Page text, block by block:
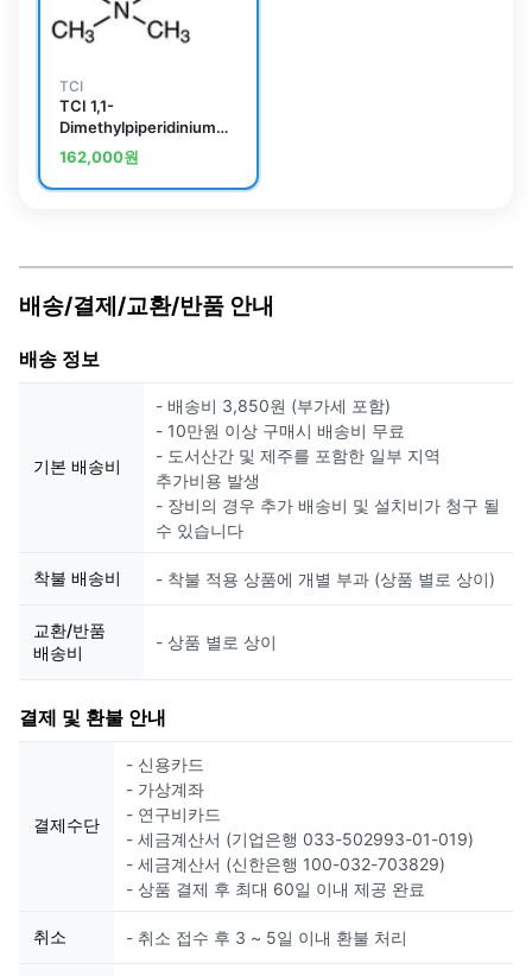
TCI
TCI 1,1-
Dimethylpiperidinium
Chloride
162,000원
배송/결제/교환/반품 안내
배송 정보
기본 배송비
- 배송비 3,850원 (부가세 포함)
- 10만원 이상 구매시 배송비 무료
- 도서산간 및 제주를 포함한 일부 지역
추가비용 발생
- 장비의 경우 추가 배송비 및 설치비가 청구 될
수 있습니다
착불 배송비 - 착불 적용 상품에 개별 부과 (상품 별로 상이)
교환/반품
배송비
- 상품 별로 상이
결제 및 환불 안내
결제수단
- 신용카드
- 가상계좌
- 연구비카드
- 세금계산서 (기업은행 033-502993-01-019)
- 세금계산서 (신한은행 100-032-703829)
- 상품 결제 후 최대 60일 이내 제공 완료
취소 - 취소 접수 후 3 ~ 5일 이내 환불 처리